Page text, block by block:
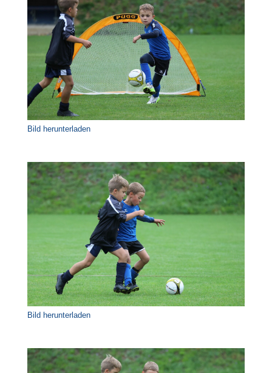
Bild herunterladen
Bild herunterladen